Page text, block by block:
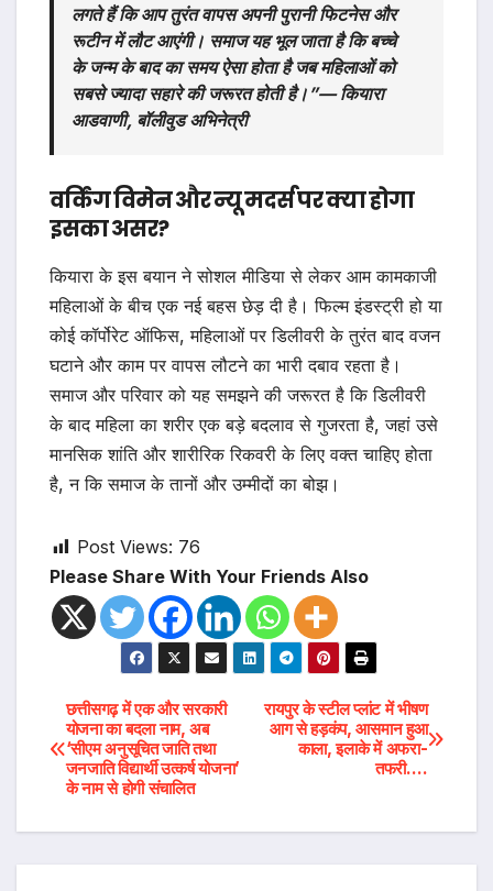
लगते हैं कि आप तुरंत वापस अपनी पुरानी फिटनेस और
रूटीन में लौट आएंगी। समाज यह भूल जाता है कि बच्चे
के जन्म के बाद का समय ऐसा होता है जब महिलाओं को
सबसे ज्यादा सहारे की जरूरत होती है।”— कियारा
आडवाणी, बॉलीवुड अभिनेत्री
वर्किंग विमेन और न्यू मदर्स पर क्या होगा
इसका असर?
कियारा के इस बयान ने सोशल मीडिया से लेकर आम कामकाजी
महिलाओं के बीच एक नई बहस छेड़ दी है। फिल्म इंडस्ट्री हो या
कोई कॉर्पोरेट ऑफिस, महिलाओं पर डिलीवरी के तुरंत बाद वजन
घटाने और काम पर वापस लौटने का भारी दबाव रहता है।
समाज और परिवार को यह समझने की जरूरत है कि डिलीवरी
के बाद महिला का शरीर एक बड़े बदलाव से गुजरता है, जहां उसे
मानसिक शांति और शारीरिक रिकवरी के लिए वक्त चाहिए होता
है, न कि समाज के तानों और उम्मीदों का बोझ।
Post Views: 76
Please Share With Your Friends Also
Post
navigation
रायपुर के स्टील प्लांट में भीषण
आग से हड़कंप, आसमान हुआ
काला, इलाके में अफरा-
तफरी….
छत्तीसगढ़ में एक और सरकारी
योजना का बदला नाम, अब
‘सीएम अनुसूचित जाति तथा
जनजाति विद्यार्थी उत्कर्ष योजना’
के नाम से होगी संचालित